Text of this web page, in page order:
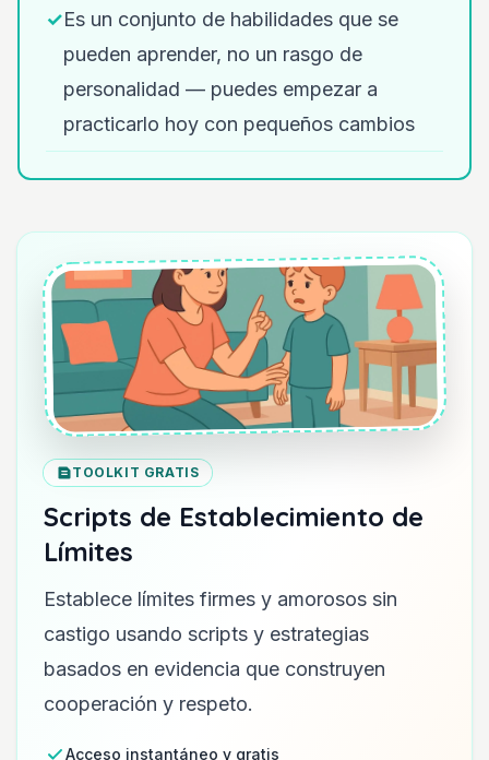
✓Es un conjunto de habilidades que se
pueden aprender, no un rasgo de
personalidad — puedes empezar a
practicarlo hoy con pequeños cambios
TOOLKIT GRATIS
Scripts de Establecimiento de
Límites
Establece límites firmes y amorosos sin
castigo usando scripts y estrategias
basados en evidencia que construyen
cooperación y respeto.
Acceso instantáneo y gratis